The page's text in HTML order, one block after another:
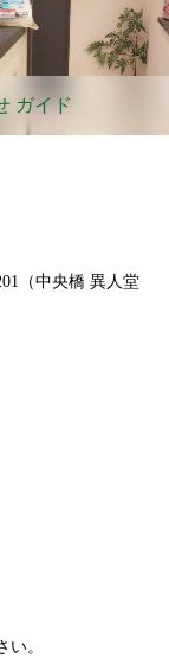
ガイド
（中央橋 異人堂
。